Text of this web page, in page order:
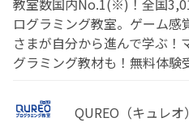
ログラミング教室。ゲーム
さまが自分から進んで学ぶ！
グラミング教材も！無料体験
QUREO（キュレ